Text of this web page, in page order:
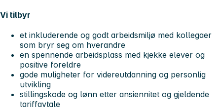
Vi tilbyr
et inkluderende og godt arbeidsmiljø med kollegaer
som bryr seg om hverandre
en spennende arbeidsplass med kjekke elever og
positive foreldre
gode muligheter for videreutdanning og personlig
utvikling
stillingskode og lønn etter ansiennitet og gjeldende
tariffavtale